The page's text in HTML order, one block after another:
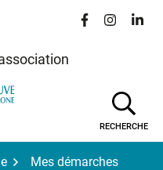
d'accessibilité
Lien vers le
Lien vers
Lien
RECHERCHE
Mes démarches